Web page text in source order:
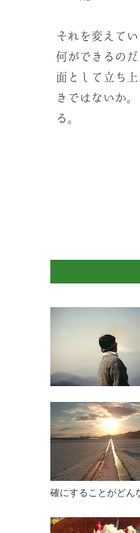
それを変えて
何ができるのだ
面として立ち
きではないか
る。
確にすることがどん